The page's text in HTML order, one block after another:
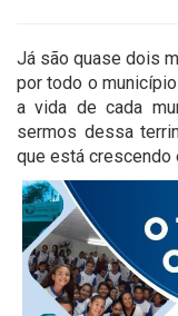
Já são quase dois
por todo o
a vida de cada
sermos dessa
que está crescendo